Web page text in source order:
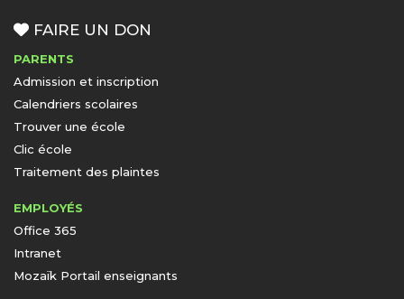
FAIRE UN DON
PARENTS
Admission et inscription
Calendriers scolaires
Trouver une école
Clic école
Traitement des plaintes
EMPLOYÉS
Office 365
Intranet
Mozaïk Portail enseignants